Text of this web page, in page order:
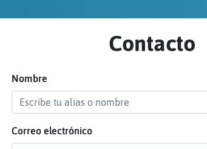
Contacto
Nombre
Correo electrónico